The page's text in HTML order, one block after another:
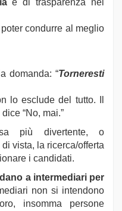
e di trasparenza nel
condurre al meglio
domanda: “Torneresti
lo esclude del tutto. Il
“No, mai.”
più divertente, o
vista, la ricerca/offerta
i candidati.
a intermediari per
non si intendono
insomma persone